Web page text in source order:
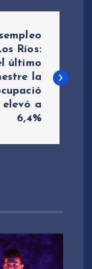
Ríos:
último
la
elevó a
6,4%